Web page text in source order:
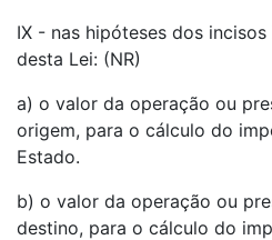
IX - nas hipóteses dos incisos
desta Lei: (NR)
a) o valor da operação ou
origem, para o cálculo do
Estado.
b) o valor da operação ou
destino, para o cálculo do